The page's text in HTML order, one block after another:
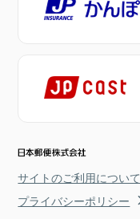
サイトのご利用について
プライバシーポリシー